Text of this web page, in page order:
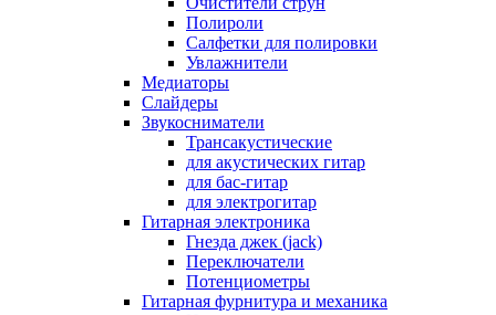
Полироли
Салфетки для полировки
Увлажнители
Медиаторы
Слайдеры
Звукосниматели
Трансакустические
для акустических гитар
для бас-гитар
для электрогитар
Гитарная электроника
Гнезда джек (jack)
Переключатели
Потенциометры
Гитарная фурнитура и механика